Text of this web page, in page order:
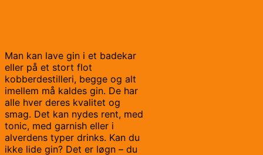
Man kan lave gin i et badekar
eller på et stort flot
kobberdestilleri, begge og alt
imellem må kaldes gin. De har
alle hver deres kvalitet og
smag. Det kan nydes rent, med
tonic, med garnish eller i
alverdens typer drinks. Kan du
ikke lide gin? Det er løgn – du